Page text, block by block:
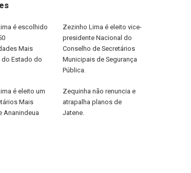
é escolhido
Mais
do Estado do
Zezinho Lima é eleito vice-
presidente Nacional do
Conselho de Secretários
Municipais de Segurança
Pública.
é eleito um
Mais
Ananindeua
Zequinha não renuncia e
atrapalha planos de
Jatene.